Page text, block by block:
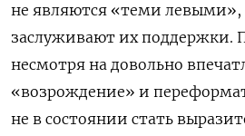
не являются «теми левыми»,
заслуживают их поддержки.
несмотря на довольно
«возрождение» и
не в состоянии стать